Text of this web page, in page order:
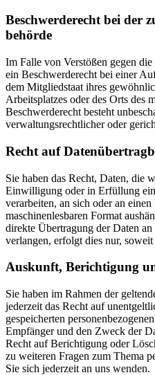
Beschwerde­recht bei der
behörde
Im Falle von Verstößen gegen
ein Beschwerderecht bei einer
dem Mitgliedstaat ihres
Arbeitsplatzes oder des Orts des
Beschwerderecht besteht
verwaltungsrechtlicher oder
Recht auf
Sie haben das Recht, Daten, die
Einwilligung oder in Erfüllung
verarbeiten, an sich oder an
maschinenlesbaren Format
direkte Übertragung der Daten
verlangen, erfolgt dies nur,
Auskunft, Berichtigung
Sie haben im Rahmen der
jederzeit das Recht auf
gespeicherten
Empfänger und den Zweck der
Recht auf Berichtigung oder
zu weiteren Fragen zum Thema
Sie sich jederzeit an uns wenden.